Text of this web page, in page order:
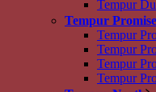
Tempur
Tempur Promise
Tempur
Tempur
Tempur
Tempur